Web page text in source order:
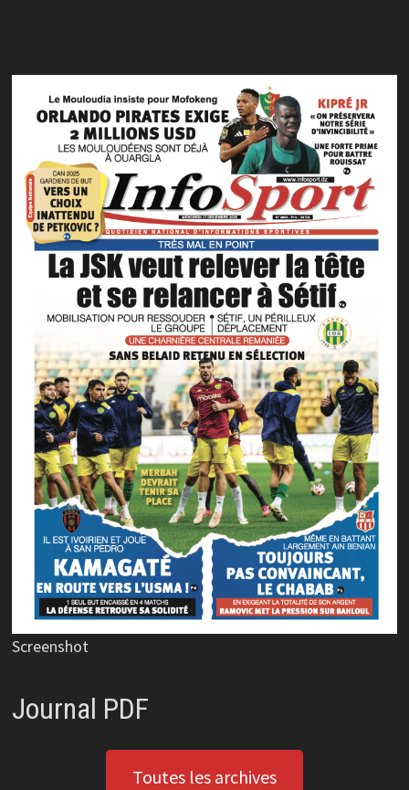
Screenshot
Journal PDF
Toutes les archives